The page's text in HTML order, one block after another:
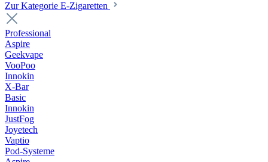
Zur Kategorie E-Zigaretten
Professional
Aspire
Geekvape
VooPoo
Innokin
X-Bar
Basic
Innokin
JustFog
Joyetech
Vaptio
Pod-Systeme